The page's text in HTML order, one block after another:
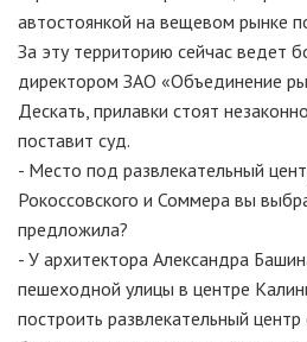
автостоянкой на вещевом рынке
За эту территорию сейчас ведет
директором ЗАО «Объединение
Дескать, прилавки стоят
поставит суд.
- Место под развлекательный
Рокоссовского и Соммера вы
предложила?
- У архитектора Александра
пешеходной улицы в центре
построить развлекательный